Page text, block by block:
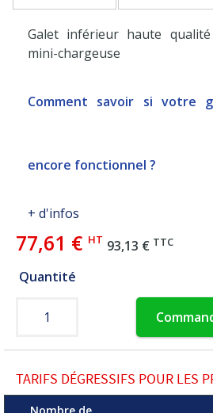
Galet inférieur haute
mini-chargeuse
Comment savoir si votre
encore fonctionnel ?
+ d'infos
77,61 € HT 93,13 € TTC
Quantité
TARIFS DÉGRESSIFS POUR LES